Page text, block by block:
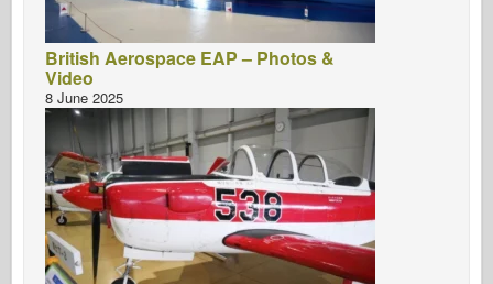
British Aerospace EAP – Photos &
Video
8 June 2025